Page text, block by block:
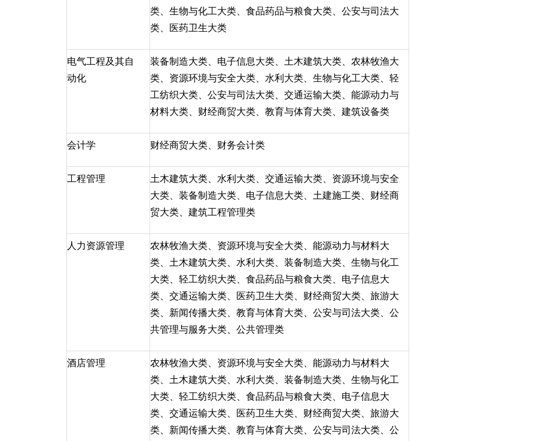
类、生物与化工大类、食品药品与粮食大类、公安与司法大
类、医药卫生大类
电气工程及其自
动化
装备制造大类、电子信息大类、土木建筑大类、农林牧渔大
类、资源环境与安全大类、水利大类、生物与化工大类、轻
工纺织大类、公安与司法大类、交通运输大类、能源动力与
材料大类、财经商贸大类、教育与体育大类、建筑设备类
会计学 财经商贸大类、财务会计类
工程管理
土木建筑大类、水利大类、交通运输大类、资源环境与安全
大类、装备制造大类、电子信息大类、土建施工类、财经商
贸大类、建筑工程管理类
人力资源管理
农林牧渔大类、资源环境与安全大类、能源动力与材料大
类、土木建筑大类、水利大类、装备制造大类、生物与化工
大类、轻工纺织大类、食品药品与粮食大类、电子信息大
类、交通运输大类、医药卫生大类、财经商贸大类、旅游大
类、新闻传播大类、教育与体育大类、公安与司法大类、公
共管理与服务大类、公共管理类
酒店管理
农林牧渔大类、资源环境与安全大类、能源动力与材料大
类、土木建筑大类、水利大类、装备制造大类、生物与化工
大类、轻工纺织大类、食品药品与粮食大类、电子信息大
类、交通运输大类、医药卫生大类、财经商贸大类、旅游大
类、新闻传播大类、教育与体育大类、公安与司法大类、公